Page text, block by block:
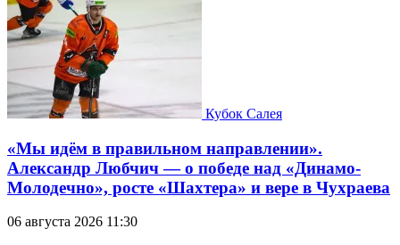
Кубок Салея
«Мы идём в правильном направлении».
Александр Любчич — о победе над «Динамо-
Молодечно», росте «Шахтера» и вере в Чухраева
06 августа 2026 11:30